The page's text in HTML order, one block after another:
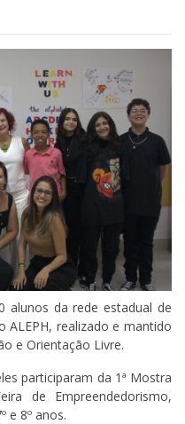
alunos da rede estadual de
realizado e mantido
e Orientação Livre.
participaram da 1ª Mostra
de Empreendedorismo,
e 8º anos.